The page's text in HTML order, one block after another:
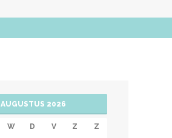
AUGUSTUS 2026
W D V Z
Z